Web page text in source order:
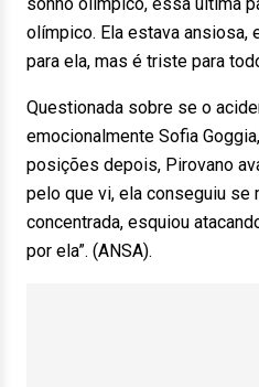
olímpico. Ela estava ansiosa,
para ela, mas é triste para
Questionada sobre se o
emocionalmente Sofia
posições depois, Pirovano
pelo que vi, ela conseguiu se
concentrada, esquiou
por ela”. (ANSA).